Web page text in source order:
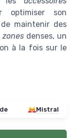
optimiser son
maintenir des
zones denses, un
à la fois sur le
Mistral